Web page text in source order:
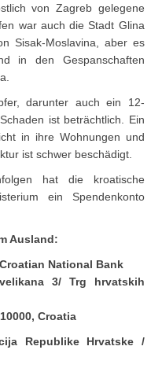
von Zagreb gelegene
war auch die Stadt Glina
Sisak-Moslavina, aber es
in den Gespanschaften
darunter auch ein 12-
ist beträchtlich. Ein
in ihre Wohnungen und
ist schwer beschädigt.
hat die kroatische
ein Spendenkonto
Ausland:
National Bank
3/ Trg hrvatskih
Croatia
Republike Hrvatske /